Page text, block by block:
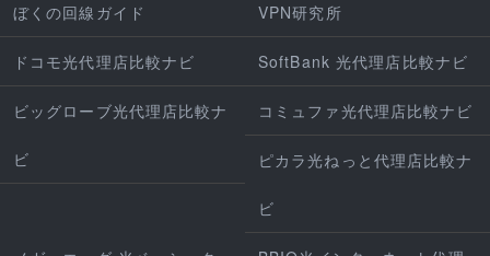
ぼくの回線ガイド VPN研究所
ドコモ光代理店比較ナビ SoftBank 光代理店比較ナビ
ビッグローブ光代理店比較ナ
ビ
コミュファ光代理店比較ナビ
ピカラ光ねっと代理店比較ナ
ビ